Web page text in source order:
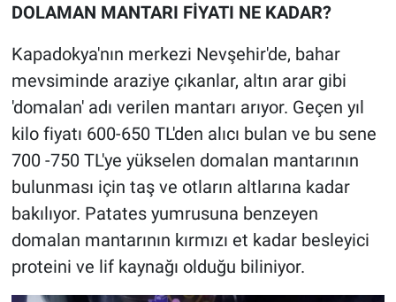
DOLAMAN MANTARI FİYATI NE KADAR?
Kapadokya'nın merkezi Nevşehir'de, bahar
mevsiminde araziye çıkanlar, altın arar gibi
'domalan' adı verilen mantarı arıyor. Geçen yıl
kilo fiyatı 600-650 TL'den alıcı bulan ve bu sene
700 -750 TL'ye yükselen domalan mantarının
bulunması için taş ve otların altlarına kadar
bakılıyor. Patates yumrusuna benzeyen
domalan mantarının kırmızı et kadar besleyici
proteini ve lif kaynağı olduğu biliniyor.